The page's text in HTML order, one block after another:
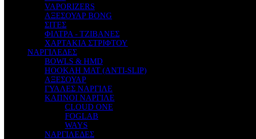
VAPORIZERS
ΑΞΕΣΟΥΑΡ BONG
ΣΙΤΕΣ
ΦΙΛΤΡΑ - ΤΖΙΒΑΝΕΣ
ΧΑΡΤΑΚΙΑ ΣΤΡΙΦΤΟΥ
ΝΑΡΓΙΛΕΔΕΣ
BOWLS & HMD
HOOKAH MAT (ANTI-SLIP)
ΑΞΕΣΟΥΑΡ
ΓΥΑΛΕΣ ΝΑΡΓΙΛΕ
ΚΑΠΝΟΙ ΝΑΡΓΙΛΕ
CLOUD ONE
FOGLAB
WAYS
ΝΑΡΓΙΛΕΔΕΣ